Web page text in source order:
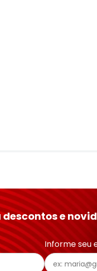
descontos e
Informe seu